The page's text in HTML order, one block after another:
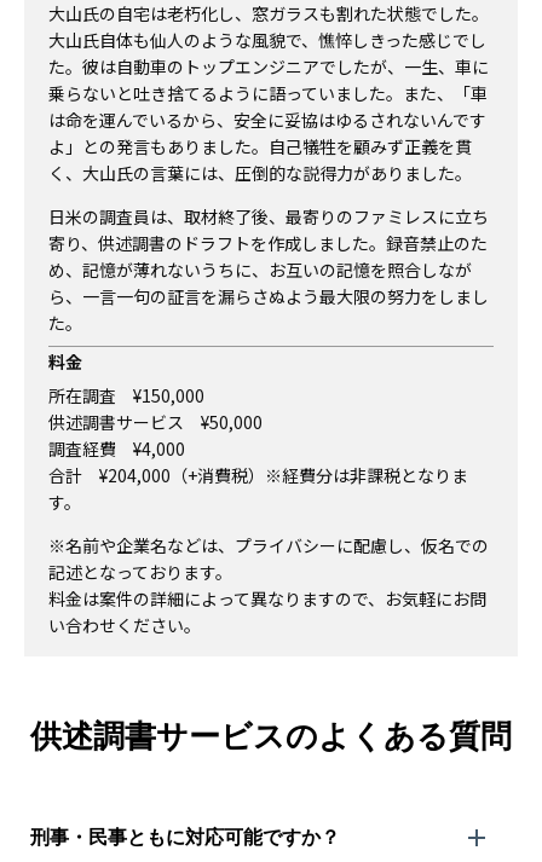
大山氏の自宅は老朽化し、窓ガラスも割れた状態でした。
大山氏自体も仙人のような風貌で、憔悴しきった感じでし
た。彼は自動車のトップエンジニアでしたが、一生、車に
乗らないと吐き捨てるように語っていました。また、「車
は命を運んでいるから、安全に妥協はゆるされないんです
よ」との発言もありました。自己犠牲を顧みず正義を貫
く、大山氏の言葉には、圧倒的な説得力がありました。
日米の調査員は、取材終了後、最寄りのファミレスに立ち
寄り、供述調書のドラフトを作成しました。録音禁止のた
め、記憶が薄れないうちに、お互いの記憶を照合しなが
ら、一言一句の証言を漏らさぬよう最大限の努力をしまし
た。
料金
所在調査 ¥150,000
供述調書サービス ¥50,000
調査経費 ¥4,000
合計 ¥204,000（+消費税）※経費分は非課税となりま
す。
※名前や企業名などは、プライバシーに配慮し、仮名での
記述となっております。
料金は案件の詳細によって異なりますので、お気軽にお問
い合わせください。
供述調書サービスのよくある質問
刑事・民事ともに対応可能ですか？